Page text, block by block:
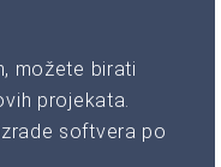
možete birati
projekata.
softvera po